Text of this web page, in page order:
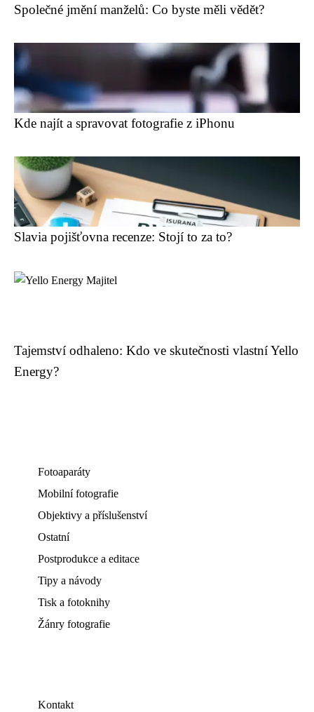
Společné jmění manželů: Co byste měli vědět?
Kde najít a spravovat fotografie z iPhonu
Slavia pojišťovna recenze: Stojí to za to?
Tajemství odhaleno: Kdo ve skutečnosti vlastní Yello
Energy?
Fotoaparáty
Mobilní fotografie
Objektivy a příslušenství
Ostatní
Postprodukce a editace
Tipy a návody
Tisk a fotoknihy
Žánry fotografie
Kontakt